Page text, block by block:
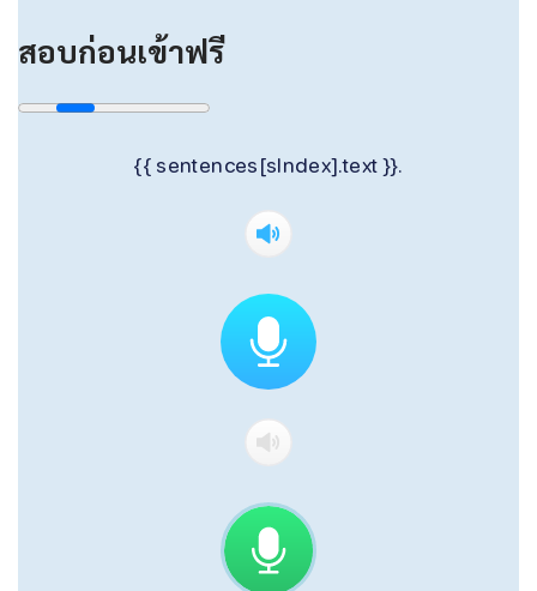
สอบก่อนเข้าฟรี
{{ sentences[sIndex].text }}.